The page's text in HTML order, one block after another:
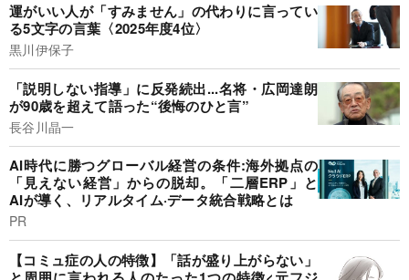
運がいい人が「すみません」の代わりに言ってい
る5文字の言葉〈2025年度4位〉
黒川伊保子
「説明しない指導」に反発続出...名将・広岡達朗
が90歳を超えて語った“後悔のひと言”
長谷川晶一
AI時代に勝つグローバル経営の条件:海外拠点の
「見えない経営」からの脱却。「二層ERP」と
AIが導く、リアルタイム·データ統合戦略とは
PR
【コミュ症の人の特徴】「話が盛り上がらない」